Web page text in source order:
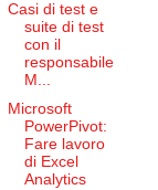
Casi di test e
suite di test
con il
responsabile
M...
Microsoft
PowerPivot:
Fare lavoro
di Excel
Analytics